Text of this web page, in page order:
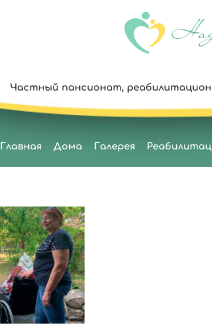
Частный пансионат,
Главная Дома Галерея